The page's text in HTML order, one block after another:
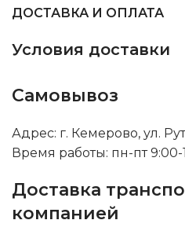
ДОСТАВКА И ОПЛАТА
Условия доставки
Самовывоз
Адрес: г. Кемерово, ул.
Время работы: пн-пт 9:00-
Доставка
компанией